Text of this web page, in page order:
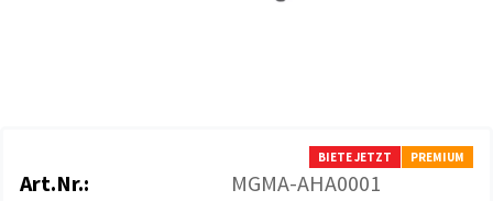
BIETE JETZT PREMIUM
Art.Nr.: MGMA-AHA0001